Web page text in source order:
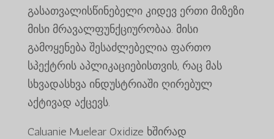
გასათვალისწინებელი კიდევ ერთი მიზეზი
მისი მრავალფუნქციურობაა. მისი
გამოყენება შესაძლებელია ფართო
სპექტრის აპლიკაციებისთვის, რაც მას
სხვადასხვა ინდუსტრიაში ღირებულ
აქტივად აქცევს.
Caluanie Muelear Oxidize ხშირად